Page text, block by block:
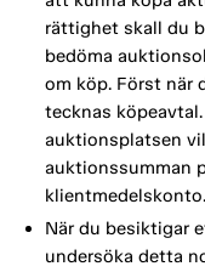
rättighet skall du
bedöma
om köp. Först när
tecknas
auktionsplatsen
auktionssumman
klientmedelskonto.
När du besiktigar
undersöka detta